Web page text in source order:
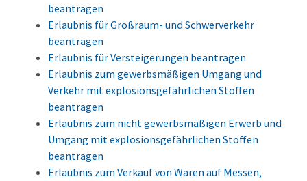
beantragen
Erlaubnis für Großraum- und Schwerverkehr
beantragen
Erlaubnis für Versteigerungen beantragen
Erlaubnis zum gewerbsmäßigen Umgang und
Verkehr mit explosionsgefährlichen Stoffen
beantragen
Erlaubnis zum nicht gewerbsmäßigen Erwerb und
Umgang mit explosionsgefährlichen Stoffen
beantragen
Erlaubnis zum Verkauf von Waren auf Messen,